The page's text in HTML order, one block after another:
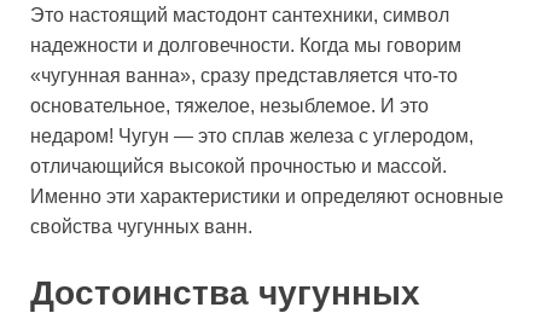
Это настоящий мастодонт сантехники, символ
надежности и долговечности. Когда мы говорим
«чугунная ванна», сразу представляется что-то
основательное, тяжелое, незыблемое. И это
недаром! Чугун — это сплав железа с углеродом,
отличающийся высокой прочностью и массой.
Именно эти характеристики и определяют основные
свойства чугунных ванн.
Достоинства чугунных